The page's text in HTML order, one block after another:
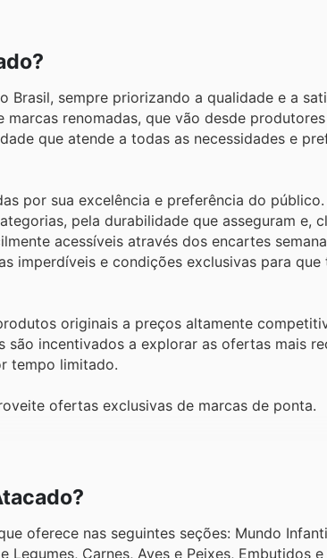
Brasil, sempre priorizando a qualidade e a
renomadas, que vão desde
que atende a todas as necessidades e
por sua excelência e preferência do público.
pela durabilidade que asseguram e,
acessíveis através dos encartes
imperdíveis e condições exclusivas para que
originais a preços altamente
incentivados a explorar as ofertas mais
tempo limitado.
ofertas exclusivas de marcas de ponta.
oferece nas seguintes seções: Mundo
Carnes, Aves e Peixes, Embutidos